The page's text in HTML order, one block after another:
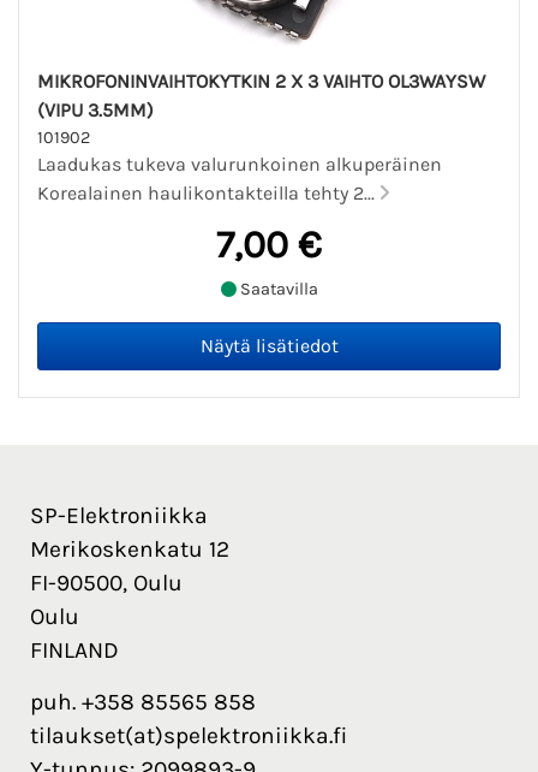
MIKROFONINVAIHTOKYTKIN 2 X 3 VAIHTO OL3WAYSW
(VIPU 3.5MM)
101902
Laadukas tukeva valurunkoinen alkuperäinen
Korealainen haulikontakteilla tehty 2...
7,00 €
Saatavilla
SP-Elektroniikka
Merikoskenkatu 12
FI-90500, Oulu
Oulu
FINLAND
puh. +358 85565 858
tilaukset(at)spelektroniikka.fi